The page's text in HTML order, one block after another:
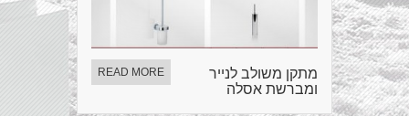
מתקן משולב לנייר
ומברשת אסלה
READ MORE